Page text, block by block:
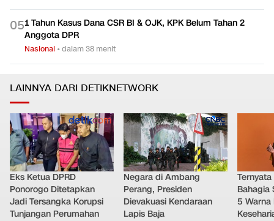
051 Tahun Kasus Dana CSR BI & OJK, KPK Belum Tahan 2
Anggota DPR
Nasional •dalam 38 menit
LAINNYA DARI DETIKNETWORK
Eks Ketua DPRD
Ponorogo Ditetapkan
Jadi Tersangka Korupsi
Tunjangan Perumahan
Negara di Ambang
Perang, Presiden
Dievakuasi Kendaraan
Lapis Baja
Bahagia
5